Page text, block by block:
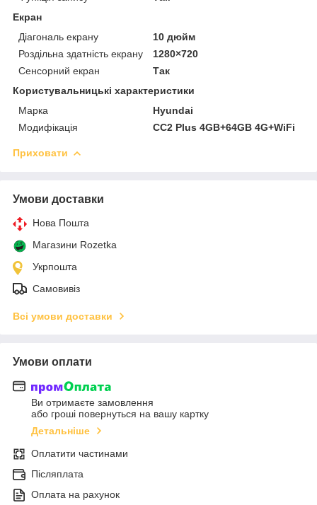
Екран
Діагональ екрану
10 дюйм
Роздільна здатність екрану
1280×720
Сенсорний екран
Так
Користувальницькі характеристики
Марка
Hyundai
Модифікація
CC2 Plus 4GB+64GB 4G+WiFi
Приховати
Умови доставки
Нова Пошта
Магазини Rozetka
Укрпошта
Самовивіз
Всі умови доставки
Умови оплати
Ви отримаєте замовлення
або гроші повернуться на вашу картку
Детальніше
Оплатити частинами
Післяплата
Оплата на рахунок